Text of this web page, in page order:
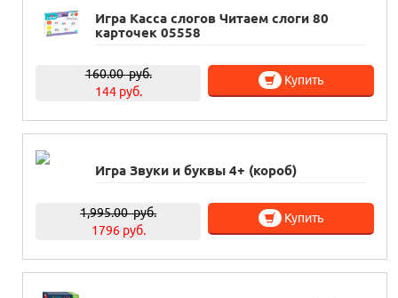
Игра Касса слогов Читаем слоги 80
карточек 05558
160.00руб.
144 руб.
Купить
Игра Звуки и буквы 4+ (короб)
1,995.00руб.
1796 руб.
Купить